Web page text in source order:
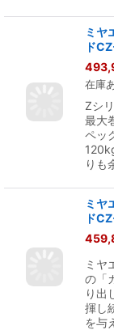
ミヤ
ド
在庫
Zシ
最大
ペッ
りも
ミヤ
ド
ミヤ
の「
り出
揮し
を与